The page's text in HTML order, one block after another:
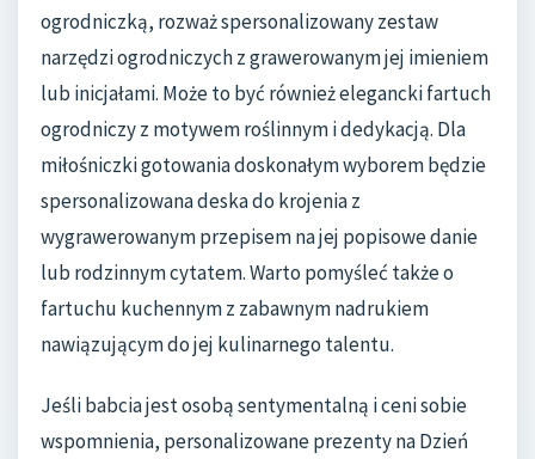
ogrodniczką, rozważ spersonalizowany zestaw
narzędzi ogrodniczych z grawerowanym jej imieniem
lub inicjałami. Może to być również elegancki fartuch
ogrodniczy z motywem roślinnym i dedykacją. Dla
miłośniczki gotowania doskonałym wyborem będzie
spersonalizowana deska do krojenia z
wygrawerowanym przepisem na jej popisowe danie
lub rodzinnym cytatem. Warto pomyśleć także o
fartuchu kuchennym z zabawnym nadrukiem
nawiązującym do jej kulinarnego talentu.
Jeśli babcia jest osobą sentymentalną i ceni sobie
wspomnienia, personalizowane prezenty na Dzień